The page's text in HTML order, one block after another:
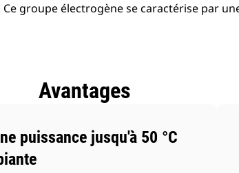
Ce groupe électrogène se caractérise par
Avantages
puissance jusqu'à 50 °C